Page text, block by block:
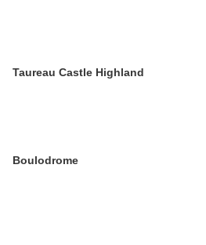
Taureau Castle Highland
Boulodrome